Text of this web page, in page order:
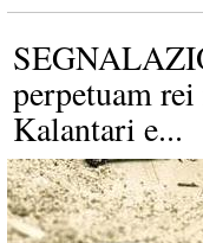
perpetuam
Kalantari e...